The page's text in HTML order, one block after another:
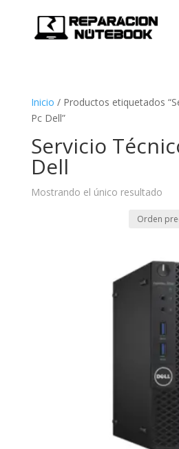
Inicio / Productos etiquetados
Pc Dell”
Servicio
Dell
Mostrando el único resultado